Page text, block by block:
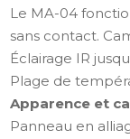
Le MA-04
sans contact.
Éclairage IR
Plage de
Apparence et
Panneau en